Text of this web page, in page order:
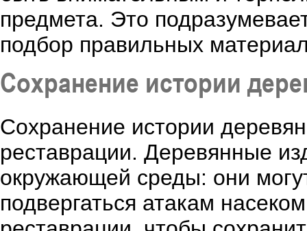
предмета. Это
подбор правильных
Сохранение истории
Сохранение истории
реставрации. Деревянные
окружающей среды: они
подвергаться атакам